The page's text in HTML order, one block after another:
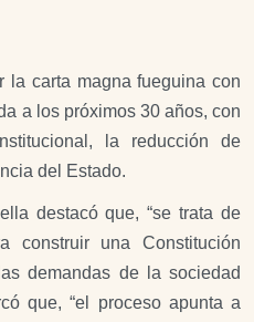
la carta magna fueguina con
a los próximos 30 años, con
la reducción de
del Estado.
destacó que, “se trata de
construir una Constitución
demandas de la sociedad
que, “el proceso apunta a